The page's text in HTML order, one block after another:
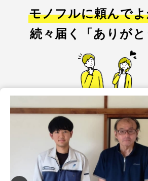
モノフルに頼んで
続々届く「ありが